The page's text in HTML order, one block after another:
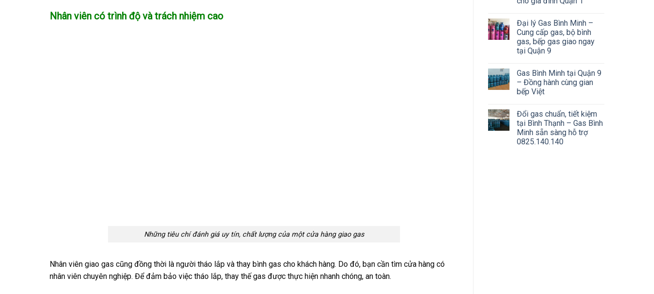
Nhân viên có trình độ và trách nhiệm cao
Những tiêu chí đánh giá uy tín, chất lượng của một cửa hàng giao gas
Nhân viên giao gas cũng đồng thời là người tháo lắp và thay bình gas cho khách hàng. Do đó, bạn cần tìm cửa hàng có
nhân viên chuyên nghiệp. Để đảm bảo việc tháo lắp, thay thế gas được thực hiện nhanh chóng, an toàn.
Đại lý Gas Bình Minh –
Cung cấp gas, bộ bình
gas, bếp gas giao ngay
tại Quận 9
Gas Bình Minh tại Quận 9
– Đồng hành cùng gian
bếp Việt
Đổi gas chuẩn, tiết kiệm
tại Bình Thạnh – Gas Bình
Minh sẵn sàng hỗ trợ
0825.140.140